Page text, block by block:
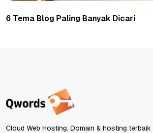
6 Tema Blog Paling Banyak Dicari
Cloud Web Hosting. Domain & hosting terbaik